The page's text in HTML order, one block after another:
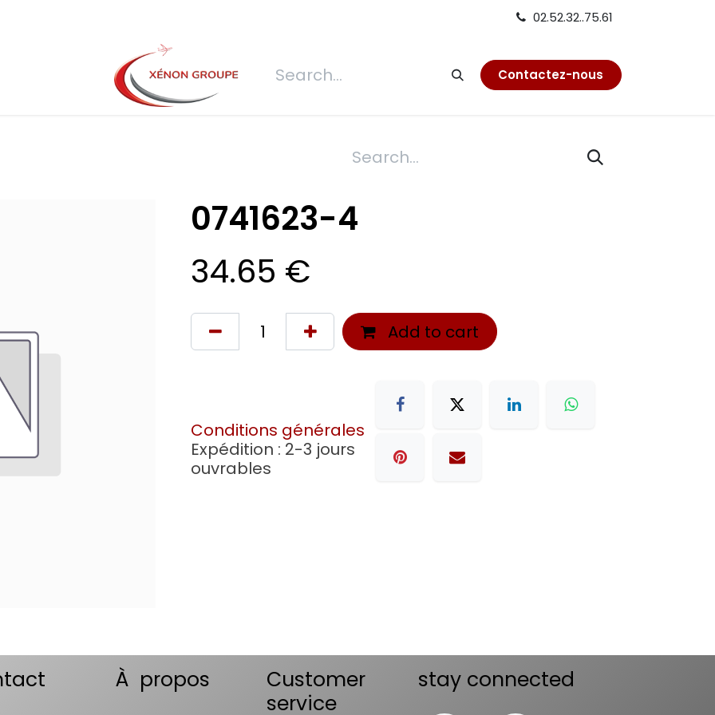
02.52.32..75.61
REQUEST FOR QUOTATION Connexion Refection Contactez-nous
0741623-4
34.65 €
Add to cart
Conditions générales
Expédition : 2-3 jours
ouvrables
À propos
Customer
service
stay connected